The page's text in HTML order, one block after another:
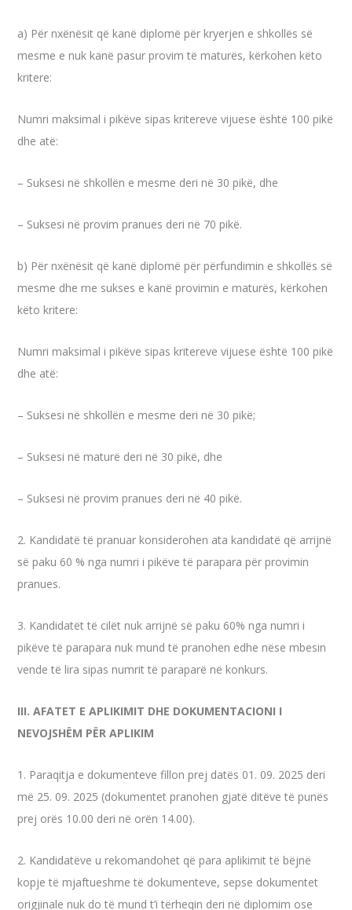
a) Për nxënësit që kanë diplomë për kryerjen e shkollës së
mesme e nuk kanë pasur provim të maturës, kërkohen këto
kritere:
Numri maksimal i pikëve sipas kritereve vijuese është 100 pikë
dhe atë:
– Suksesi në shkollën e mesme deri në 30 pikë, dhe
– Suksesi në provim pranues deri në 70 pikë.
b) Për nxënësit që kanë diplomë për përfundimin e shkollës së
mesme dhe me sukses e kanë provimin e maturës, kërkohen
këto kritere:
Numri maksimal i pikëve sipas kritereve vijuese është 100 pikë
dhe atë:
– Suksesi në shkollën e mesme deri në 30 pikë;
– Suksesi në maturë deri në 30 pikë, dhe
– Suksesi në provim pranues deri në 40 pikë.
2. Kandidatë të pranuar konsiderohen ata kandidatë që arrijnë
së paku 60 % nga numri i pikëve të parapara për provimin
pranues.
3. Kandidatët të cilët nuk arrijnë së paku 60% nga numri i
pikëve të parapara nuk mund të pranohen edhe nëse mbesin
vende të lira sipas numrit të paraparë në konkurs.
III. AFATET E APLIKIMIT DHE DOKUMENTACIONI I
NEVOJSHËM PËR APLIKIM
1. Paraqitja e dokumenteve fillon prej datës 01. 09. 2025 deri
më 25. 09. 2025 (dokumentet pranohen gjatë ditëve të punës
prej orës 10.00 deri në orën 14.00).
2. Kandidatëve u rekomandohet që para aplikimit të bëjnë
kopje të mjaftueshme të dokumenteve, sepse dokumentet
origjinale nuk do të mund t’i tërheqin deri në diplomim ose